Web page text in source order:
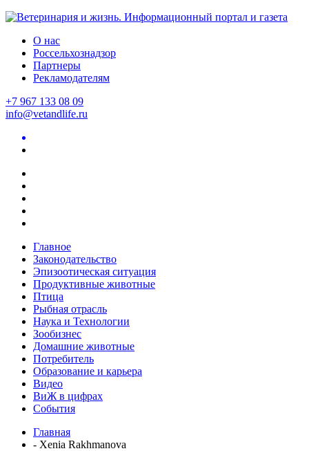
О нас
Россельхознадзор
Партнеры
Рекламодателям
+7 967 133 08 09
info@vetandlife.ru
Главное
Законодательство
Эпизоотическая ситуация
Продуктивные животные
Птица
Рыбная отрасль
Наука и Технологии
Зообизнес
Домашние животные
Потребитель
Образование и карьера
Видео
ВиЖ в цифрах
События
Главная
- Xenia Rakhmanova